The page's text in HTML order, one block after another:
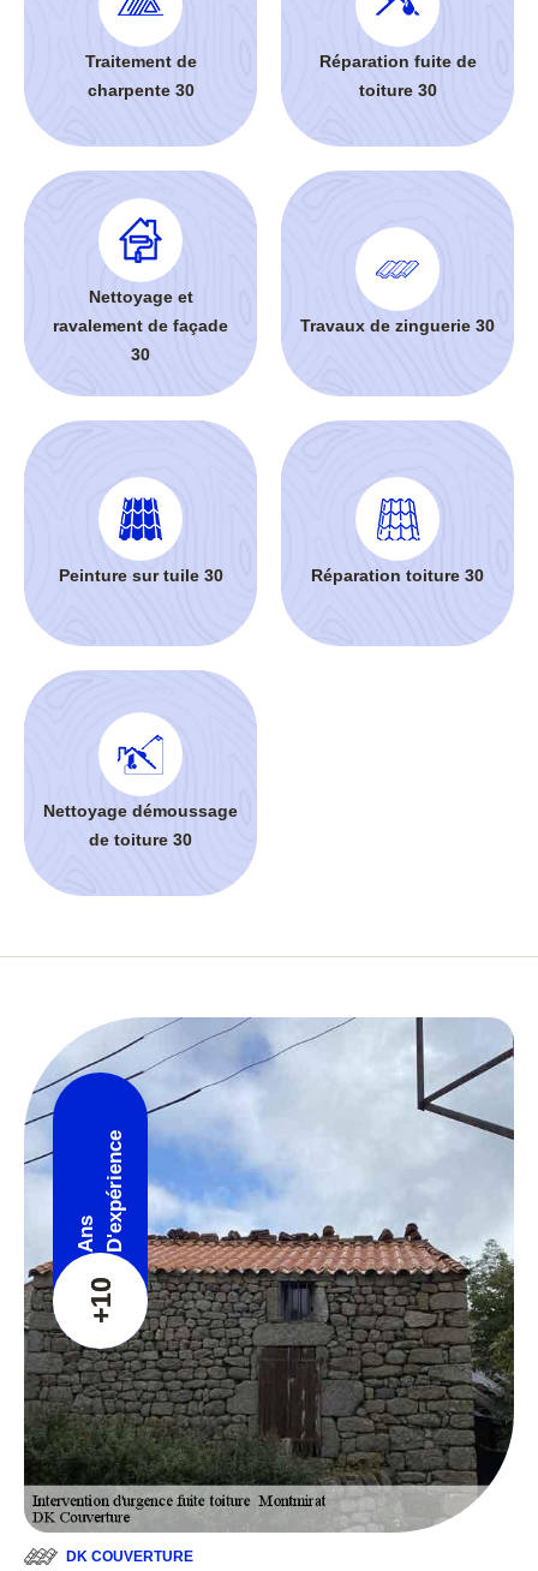
Traitement de
charpente 30
Réparation fuite de
toiture 30
Nettoyage et
ravalement de façade
30
Travaux de zinguerie 30
Peinture sur tuile 30 Réparation toiture 30
Nettoyage démoussage
de toiture 30
+10
Ans D'expérience
DK COUVERTURE